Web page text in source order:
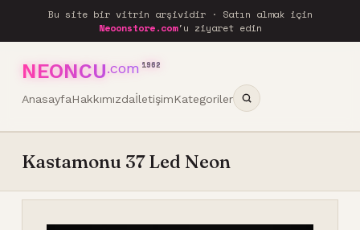
Bu site bir vitrin arşividir · Satın almak için
Neoonstore.com'u ziyaret edin
NEONCU.com 1962
AnasayfaHakkımızdaİletişimKategoriler
Kastamonu 37 Led Neon